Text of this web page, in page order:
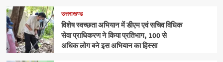
उत्तराखण्ड
विशेष स्वच्छता अभियान में डीएम एवं सचिव विधिक
सेवा प्राधिकरण ने किया प्रतिभाग, 100 से
अधिक लोग बने इस अभियान का हिस्सा